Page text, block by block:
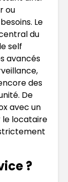
ou
Le
du
self
avancés
des
De
avec un
le locataire
?